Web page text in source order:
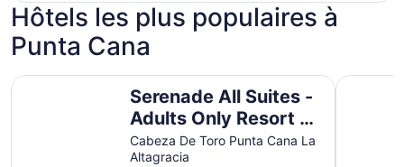
Hôtels les plus populaires à
Punta Cana
Serenade All Suites -
Adults Only Resort -
All inclusive
Cabeza De Toro Punta Cana La
Altagracia
Serenade All Suites - Adults Only Resort - All inclusive
Ocean